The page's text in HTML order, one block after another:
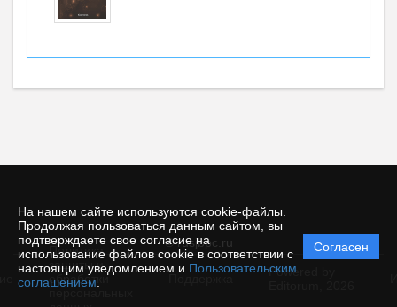
На нашем сайте используются cookie-файлы.
Продолжая пользоваться данным сайтом, вы
подтверждаете свое согласие на
использование файлов cookie в соответствии с
настоящим уведомлением и Пользовательским
соглашением
Согласен
© rusjbpc.ru
Политика
защиты и
обработки
Powered by